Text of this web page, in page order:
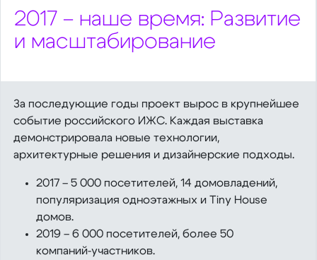
2017 – наше время: Развитие
и масштабирование
За последующие годы проект вырос в крупнейшее
событие российского ИЖС. Каждая выставка
демонстрировала новые технологии,
архитектурные решения и дизайнерские подходы.
2017 – 5 000 посетителей, 14 домовладений,
популяризация одноэтажных и Tiny House
домов.
2019 – 6 000 посетителей, более 50
компаний‑участников.